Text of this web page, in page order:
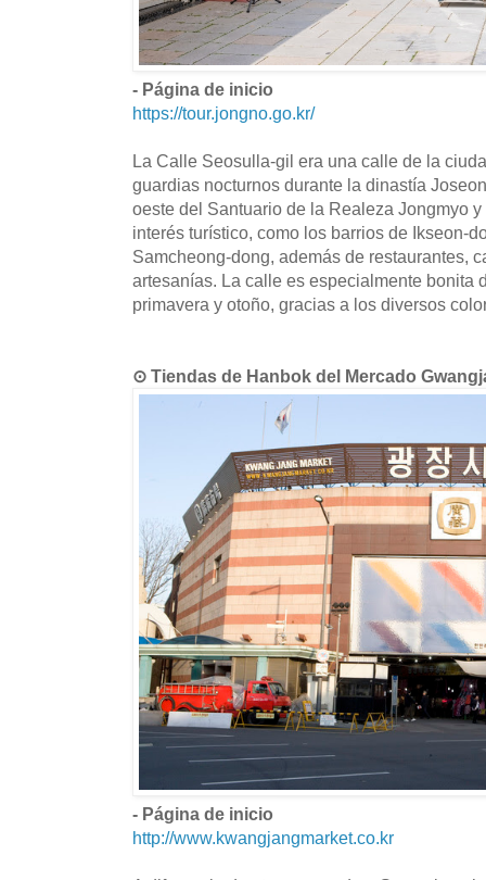
- Página de inicio
https://tour.jongno.go.kr/
La Calle Seosulla-gil era una calle de la
guardias nocturnos durante la dinastía
oeste del Santuario de la Realeza Jongmyo
interés turístico, como los barrios de Ikseon-
Samcheong-dong, además de restaurantes,
artesanías. La calle es especialmente bonita
primavera y otoño, gracias a los diversos
⊙ Tiendas de Hanbok del Mercado
- Página de inicio
http://www.kwangjangmarket.co.kr